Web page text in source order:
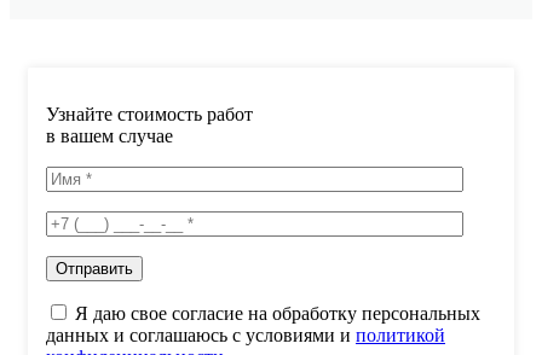
Узнайте стоимость работ
в вашем случае
Я даю свое согласие на обработку персональных
данных и соглашаюсь с условиями и политикой